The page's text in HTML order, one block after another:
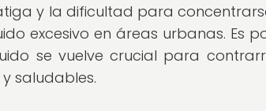
y la dificultad para
excesivo en áreas urbanas. Es
se vuelve crucial para
saludables.